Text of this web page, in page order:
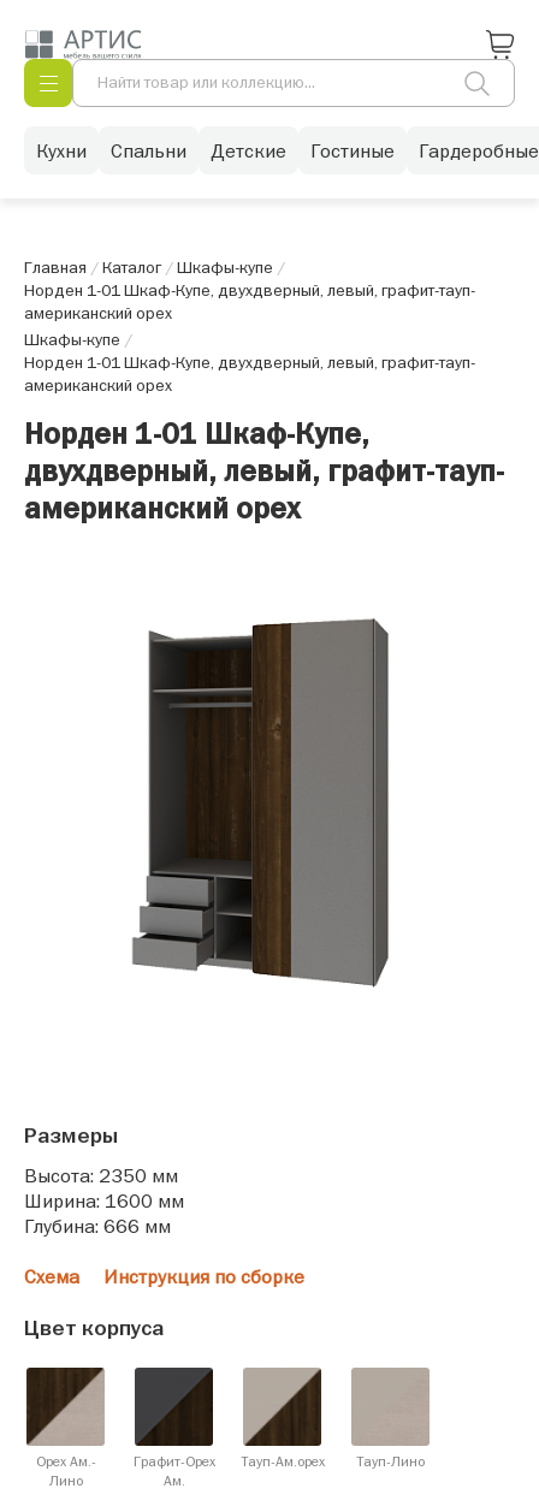
Кухни Спальни Детские Гостиные Гардеробные
Главная /Каталог/Шкафы-купе /
Норден 1-01 Шкаф-Купе, двухдверный, левый, графит-тауп-
американский орех
Шкафы-купе /
Норден 1-01 Шкаф-Купе, двухдверный, левый, графит-тауп-
американский орех
Норден 1-01 Шкаф-Купе,
двухдверный, левый, графит-тауп-
американский орех
Размеры
Высота: 2350 мм
Ширина: 1600 мм
Глубина: 666 мм
Схема Инструкция по сборке
Цвет корпуса
Орех Ам.-
Лино
Графит-Орех
Ам.
Тауп-Ам.орех Тауп-Лино